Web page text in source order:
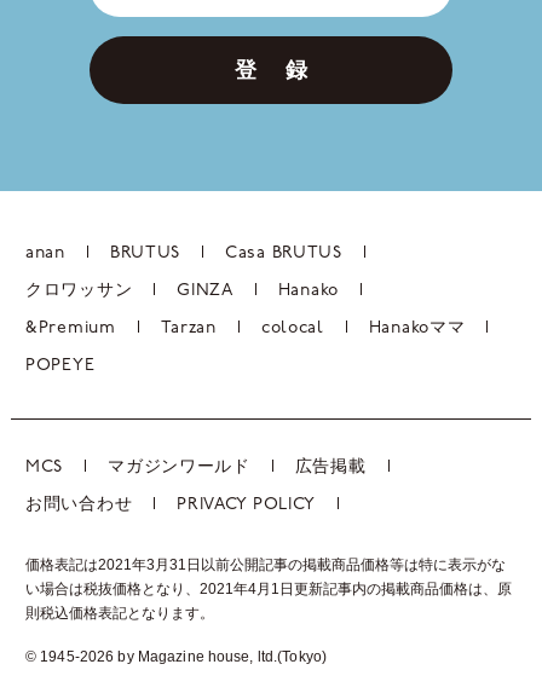
登 録
anan BRUTUS Casa BRUTUS
クロワッサン GINZA Hanako
&Premium Tarzan colocal Hanakoママ
POPEYE
MCS マガジンワールド 広告掲載
お問い合わせ PRIVACY POLICY
価格表記は2021年3月31日以前公開記事の掲載商品価格等は特に表示がな
い場合は税抜価格となり、2021年4月1日更新記事内の掲載商品価格は、 原
則税込価格表記となります。
© 1945-2026 by Magazine house, ltd.(Tokyo)